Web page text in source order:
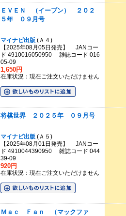
ＥＶＥＮ （イーブン） ２０２
５年 ０９月号
マイナビ出版(Ａ４)
【2025年08月05日発売】 JANコー
ド 4910016050950 雑誌コード 016
05-09
1,650円
在庫状況：現在ご注文いただけません
将棋世界 ２０２５年 ０９月号
マイナビ出版(Ａ５)
【2025年08月01日発売】 JANコー
ド 4910044390950 雑誌コード 044
39-09
920円
在庫状況：現在ご注文いただけません
Ｍａｃ Ｆａｎ （マックファ